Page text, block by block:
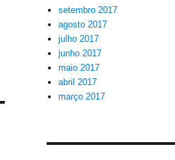
setembro 2017
agosto 2017
julho 2017
junho 2017
maio 2017
abril 2017
março 2017